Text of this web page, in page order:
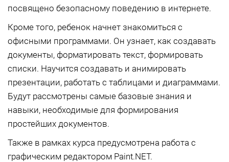
посвящено безопасному поведению в интернете.
Кроме того, ребенок начнет знакомиться с
офисными программами. Он узнает, как создавать
документы, форматировать текст, формировать
списки. Научится создавать и анимировать
презентации, работать с таблицами и диаграммами.
Будут рассмотрены самые базовые знания и
навыки, необходимые для формирования
простейших документов.
Также в рамках курса предусмотрена работа с
графическим редактором Paint.NET.